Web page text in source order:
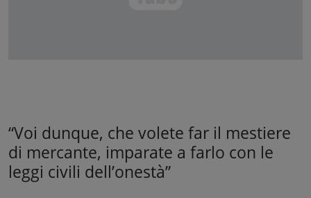
“Voi dunque, che volete far il mestiere
di mercante, imparate a farlo con le
leggi civili dell’onestà”